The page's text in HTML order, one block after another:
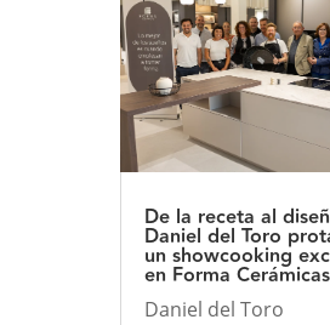
De la receta al
Daniel del Toro
un showcooking
en Forma Cerámicas
Daniel del Toro